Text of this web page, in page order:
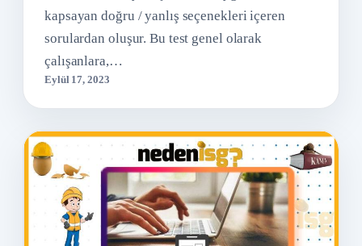
kapsayan doğru / yanlış seçenekleri içeren
sorulardan oluşur. Bu test genel olarak
çalışanlara,…
Eylül 17, 2023